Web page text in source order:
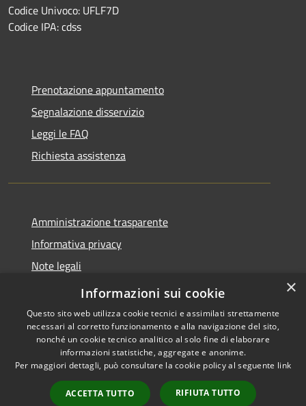
Codice Univoco: UFLF7D
Codice IPA: cdss
Prenotazione appuntamento
Segnalazione disservizio
Leggi le FAQ
Richiesta assistenza
Amministrazione trasparente
Informativa privacy
Note legali
Dichiarazione di accessibilità
Accessibilità
Copyright © 2026 • Comune di
Serrastretta • Powered by
Municipium•
Accesso
×
Informazioni sui cookie
Questo sito web utilizza cookie tecnici e assimilati strettamente
necessari al corretto funzionamento e alla navigazione del sito,
nonché un cookie tecnico analitico al solo fine di elaborare
informazioni statistiche, aggregate e anonime.
Per maggiori dettagli, può consultare la cookie policy al seguente link
ACCETTA TUTTO RIFIUTA TUTTO